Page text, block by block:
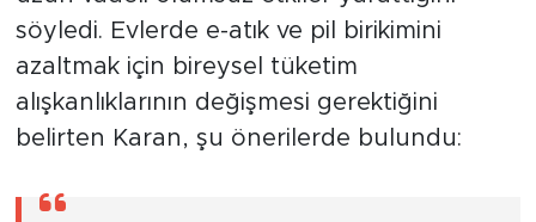
söyledi. Evlerde e-atık ve pil birikimini
azaltmak için bireysel tüketim
alışkanlıklarının değişmesi gerektiğini
belirten Karan, şu önerilerde bulundu: